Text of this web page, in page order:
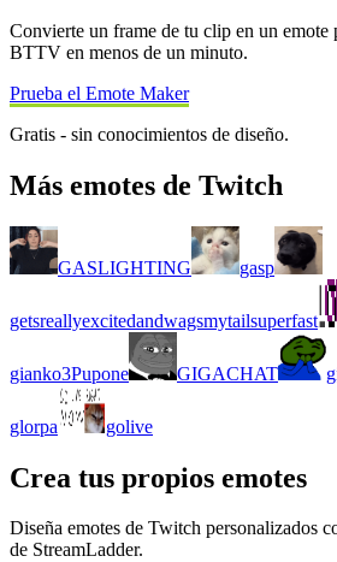
Convierte un frame de tu clip en un
BTTV en menos de un minuto.
Prueba el Emote Maker
Gratis - sin conocimientos de diseño.
Más emotes de Twitch
GASLIGHTING gasp
getsreallyexcitedandwagsmytailsuperfast
gianko3Pupone GIGACHAT
glorpa golive
Crea tus propios emotes
Diseña emotes de Twitch personalizados
de StreamLadder.